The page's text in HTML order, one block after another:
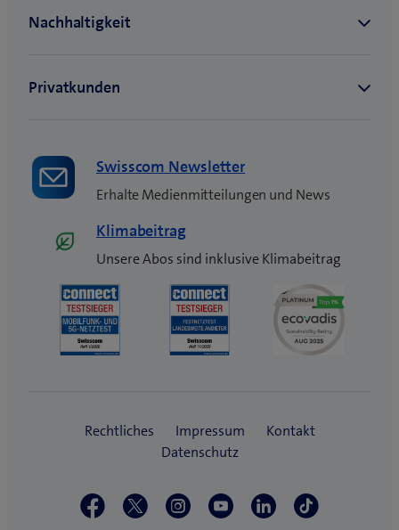
Swisscom Newsletter
Erhalte Medienmitteilungen und News
Klimabeitrag
Unsere Abos sind inklusive Klimabeitrag